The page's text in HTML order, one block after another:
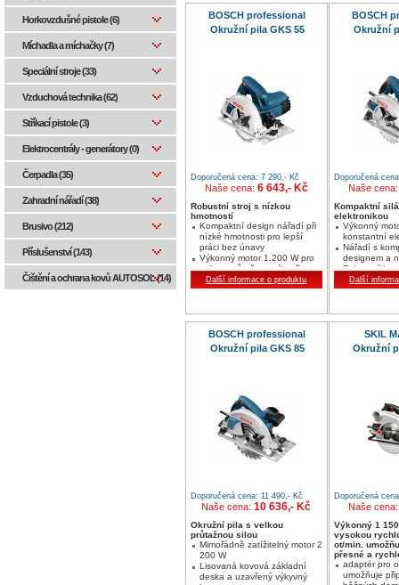
BOSCH professional
Okružní pila GKS 55
Doporučená cena: 7 290,- Kč
Naše cena: 6 643,- Kč
Robustní stroj s nízkou
hmotností
Kompaktní design nářadí při
nízké hmotnosti pro lepší
práci bez únavy
Výkonný motor 1.200 W pro
velkou průtažnou sílu při
řezání
Robustní konstrukce díky
Další informace o produktu
BOSCH
Okružní
Doporučená
Naše
Kompaktní
elektronikou
Výkonný
konstantní
Nářadí s
designem a
Robustní
lisované
desce
Další
BOSCH professional
Okružní pila GKS 85
Doporučená cena: 11 490,- Kč
Naše cena:10 636,- Kč
Okružní pila s velkou
průtažnou silou
Mimořádně zatížitelný motor 2
200 W
Lisovaná kovová základní
deska a uzavřený výkyvný
SKIL
Okružní
Doporučená
Naše
Výkonný 1
vysokou
ot/min.
přesné a
adaptér pro
umožňuje
Horkovzdušné pistole (6)
Míchadla a míchačky (7)
Speciální stroje (33)
Vzduchová technika (62)
Stříkací pistole (3)
Elektrocentrály - generátory (0)
Čerpadla (35)
Zahradní nářadí (38)
Brusivo (212)
Příslušenství (143)
Čištění a ochrana kovů AUTOSOL (14)